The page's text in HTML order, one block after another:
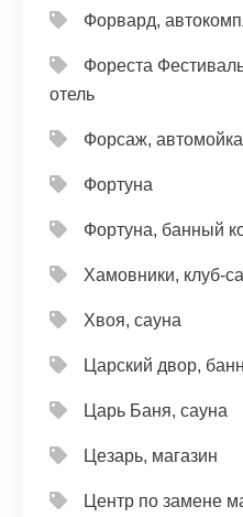
Форвард,
Фореста
отель
Форсаж, автомойка
Фортуна
Фортуна, банный
Хамовники, клуб-
Хвоя, сауна
Царский двор,
Царь Баня, сауна
Цезарь, магазин
Центр по замене